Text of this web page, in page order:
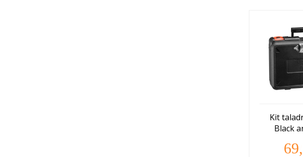
Kit
Black